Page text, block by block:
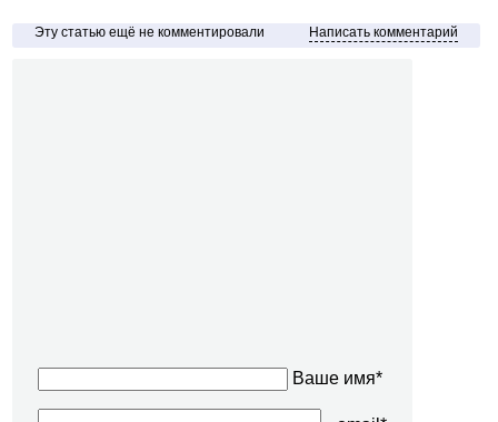
Эту статью ещё не комментировали Написать комментарий
Ваше имя*